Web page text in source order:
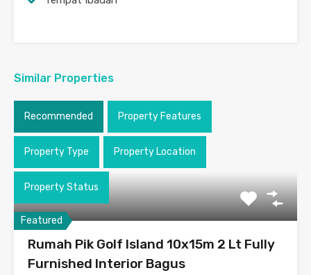
Similar Properties
Recommended Property Features
Property Type Property Location
Property Status
Featured
Rumah Pik Golf Island 10x15m 2 Lt Fully
Furnished Interior Bagus